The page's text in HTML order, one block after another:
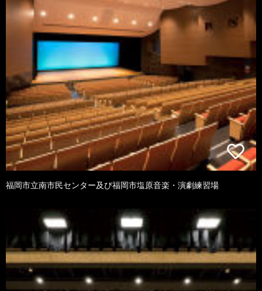
福岡市立南市民センター及び福岡市塩原音楽・演劇練習場